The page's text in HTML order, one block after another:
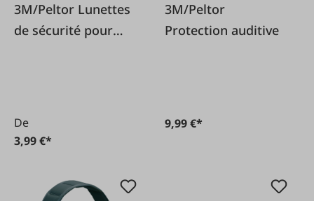
3M/Peltor Lunettes
de sécurité pour
De
3,99 €*
3M/Peltor
Protection auditive
9,99 €*